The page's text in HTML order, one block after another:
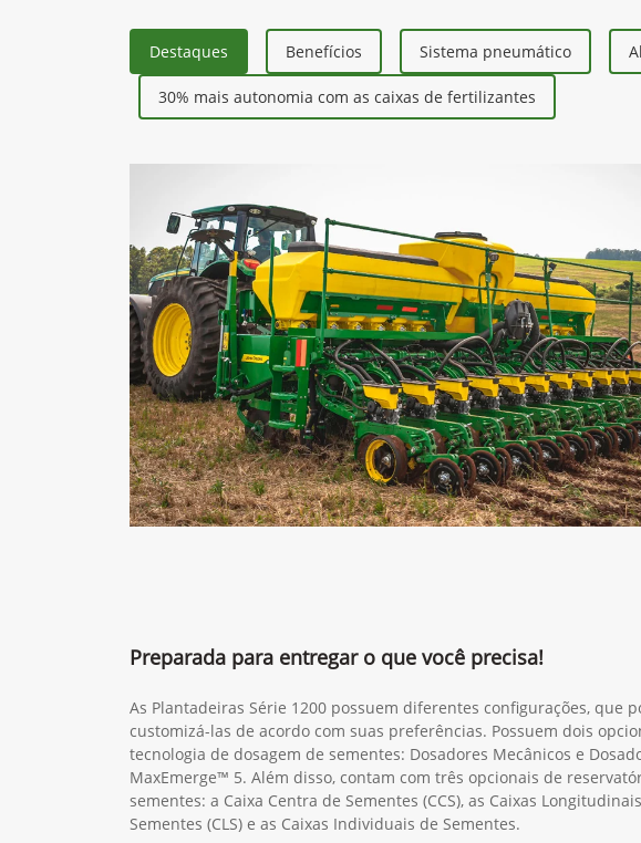
John DeerePlantadeira 1200
Preparada para enfrentar terrenos irregulares, com
quantidade de palhada. Projetada para entregar
resultados em grandes desafios!​